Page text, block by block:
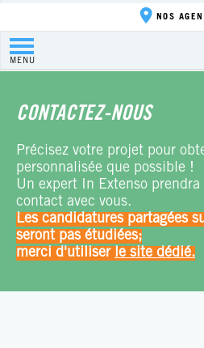
MENU
NOS
CONTACTEZ-NOUS
Précisez votre projet pour
personnalisée que possible !
Un expert In Extenso
contact avec vous.
Les candidatures partagées
seront pas étudiées;
merci d'utiliser le site dédié.